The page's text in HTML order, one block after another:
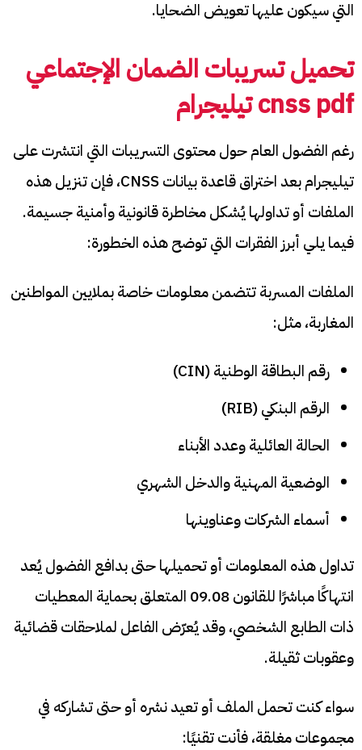
التي سيكون عليها تعويض الضحايا.
تحميل تسريبات الضمان الإجتماعي
cnss pdf تيليجرام
رغم الفضول العام حول محتوى التسريبات التي انتشرت على
تيليجرام بعد اختراق قاعدة بيانات CNSS، فإن تنزيل هذه
الملفات أو تداولها يُشكل مخاطرة قانونية وأمنية جسيمة.
فيما يلي أبرز الفقرات التي توضح هذه الخطورة:
الملفات المسربة تتضمن معلومات خاصة بملايين المواطنين
المغاربة، مثل:
رقم البطاقة الوطنية (CIN)
الرقم البنكي (RIB)
الحالة العائلية وعدد الأبناء
الوضعية المهنية والدخل الشهري
أسماء الشركات وعناوينها
تداول هذه المعلومات أو تحميلها حتى بدافع الفضول يُعد
انتهاكًا مباشرًا للقانون 09.08 المتعلق بحماية المعطيات
ذات الطابع الشخصي، وقد يُعرّض الفاعل لملاحقات قضائية
وعقوبات ثقيلة.
سواء كنت تحمل الملف أو تعيد نشره أو حتى تشاركه في
مجموعات مغلقة، فأنت تقنيًا: